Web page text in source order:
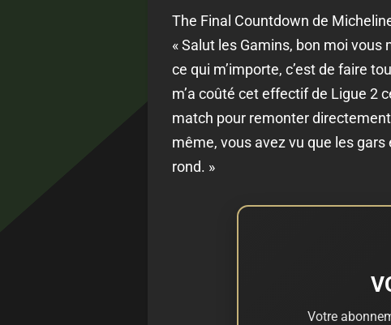
The Final Countdown de
« Salut les Gamins, bon moi
ce qui m’importe, c’est de faire
m’a coûté cet effectif de Ligue 2
match pour remonter
même, vous avez vu que les
rond. »
Votre